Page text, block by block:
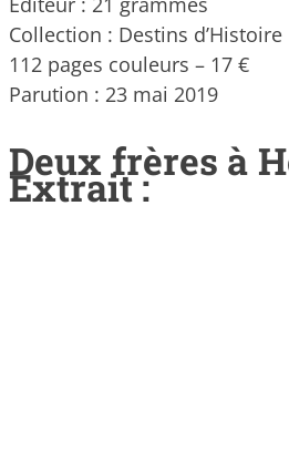
Collection : Destins d’Histoire
112 pages couleurs – 17 €
Parution : 23 mai 2019
Deux frères à
Extrait :